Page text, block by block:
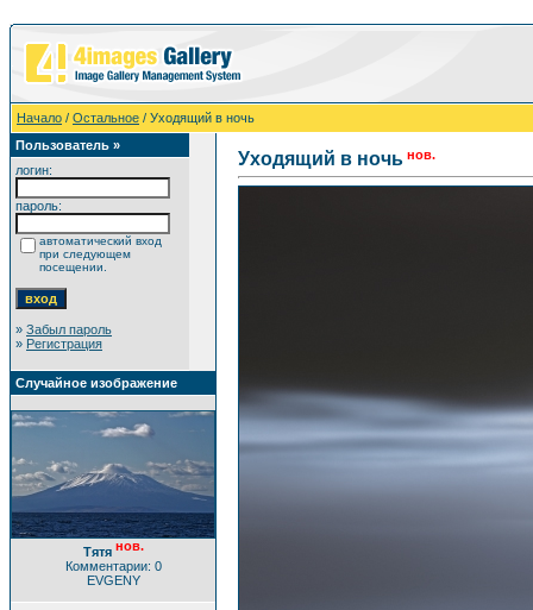
Начало / Остальное / Уходящий в ночь
Пользователь »
логин:
пароль:
автоматический вход
при следующем
посещении.
» Забыл пароль
» Регистрация
Случайное изображение
Тятя нов.
Комментарии: 0
EVGENY
Уходящий в ночь нов.